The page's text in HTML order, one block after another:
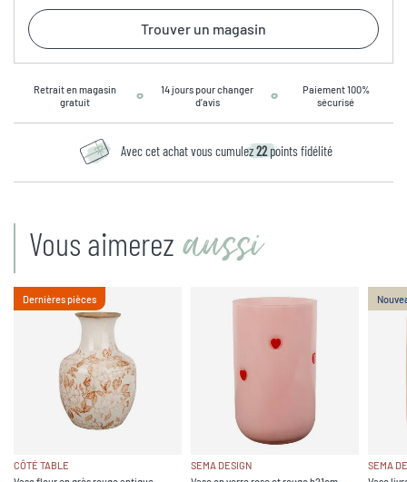
Trouver un magasin
Retrait en magasin
gratuit
14 jours pour changer
d’avis
Paiement 100%
sécurisé
Avec cet achat vous cumulez22 points fidélité
Vous aimerez aussi
Dernières pièces
CÔTÉ TABLE
SEMA DESIGN
SEMA